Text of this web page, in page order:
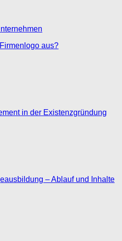
aus?
in der Existenzgründung
– Ablauf und Inhalte